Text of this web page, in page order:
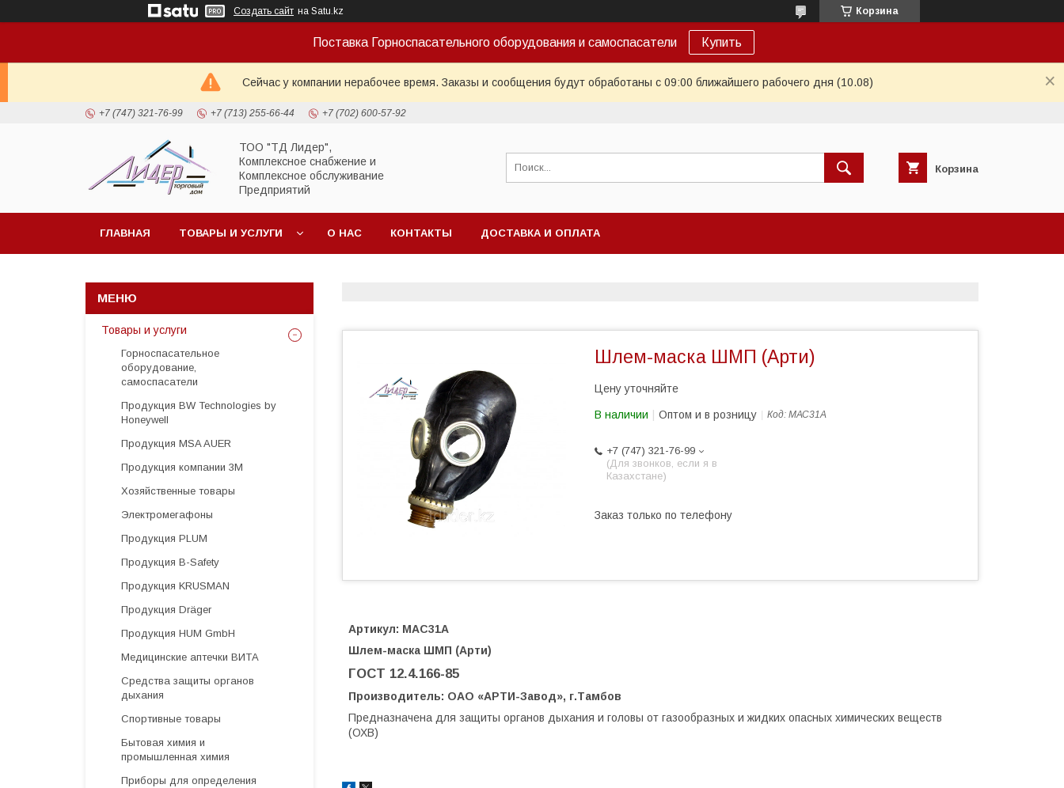
Создать сайт на Satu.kz Корзина
Поставка Горноспасательного оборудования и самоспасатели Купить
Сейчас у компании нерабочее время. Заказы и сообщения будут обработаны с 09:00 ближайшего рабочего дня (10.08)
+7 (747) 321-76-99 +7 (713) 255-66-44 +7 (702) 600-57-92
ТОО "ТД Лидер",
Комплексное снабжение и
Комплексное обслуживание
Предприятий
Корзина
ГЛАВНАЯ ТОВАРЫ И УСЛУГИ О НАС КОНТАКТЫ ДОСТАВКА И ОПЛАТА
Шлем-маска ШМП (Арти)
Цену уточняйте
В наличии Оптом и в розницу Код: МАС31А
+7 (747) 321-76-99
(Для звонков, если я в
Казахстане)
Заказ только по телефону
Артикул: МАС31А
Шлем-маска ШМП (Арти)
ГОСТ 12.4.166-85
Производитель: ОАО «АРТИ-Завод», г.Тамбов
Предназначена для защиты органов дыхания и головы от газообразных и жидких опасных химических веществ
(ОХВ)
Товары и услуги
Горноспасательное
оборудование,
самоспасатели
Продукция BW Technologies by
Honeywell
Продукция MSA AUER
Продукция компании 3М
Хозяйственные товары
Электромегафоны
Продукция PLUM
Продукция B-Safety
Продукция KRUSMAN
Продукция Dräger
Продукция HUM GmbH
Медицинские аптечки ВИТА
Средства защиты органов
дыхания
Спортивные товары
Бытовая химия и
промышленная химия
Приборы для определения